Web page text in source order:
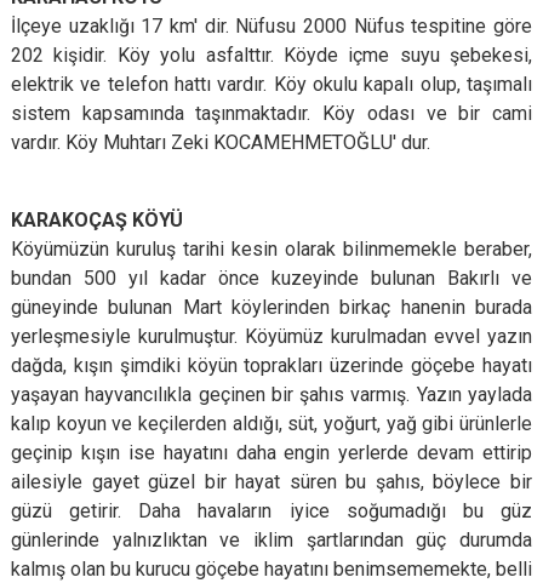
İlçeye uzaklığı 17 km' dir. Nüfusu 2000 Nüfus tespitine göre
202 kişidir. Köy yolu asfalttır. Köyde içme suyu şebekesi,
elektrik ve telefon hattı vardır. Köy okulu kapalı olup, taşımalı
sistem kapsamında taşınmaktadır. Köy odası ve bir cami
vardır. Köy Muhtarı Zeki KOCAMEHMETOĞLU' dur.
KARAKOÇAŞ KÖYÜ
Köyümüzün kuruluş tarihi kesin olarak bilinmemekle beraber,
bundan 500 yıl kadar önce kuzeyinde bulunan Bakırlı ve
güneyinde bulunan Mart köylerinden birkaç hanenin burada
yerleşmesiyle kurulmuştur. Köyümüz kurulmadan evvel yazın
dağda, kışın şimdiki köyün toprakları üzerinde göçebe hayatı
yaşayan hayvancılıkla geçinen bir şahıs varmış. Yazın yaylada
kalıp koyun ve keçilerden aldığı, süt, yoğurt, yağ gibi ürünlerle
geçinip kışın ise hayatını daha engin yerlerde devam ettirip
ailesiyle gayet güzel bir hayat süren bu şahıs, böylece bir
güzü getirir. Daha havaların iyice soğumadığı bu güz
günlerinde yalnızlıktan ve iklim şartlarından güç durumda
kalmış olan bu kurucu göçebe hayatını benimsememekte, belli